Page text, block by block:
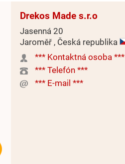
Drekos Made s.r.o
Jasenná 20
Jaroměř , Česká republika
*** Kontaktná osoba ***
*** Telefón ***
*** E-mail ***